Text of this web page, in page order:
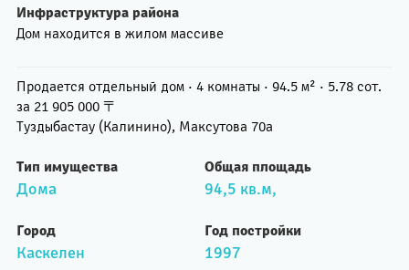
Инфраструктура района
Дом находится в жилом массиве
Продается отдельный дом · 4 комнаты · 94.5 м² · 5.78 сот.
за 21 905 000 〒
Туздыбастау (Калинино), Максутова 70а
Тип имущества
Дома
Город
Каскелен
Общая площадь
94,5 кв.м,
Год постройки
1997